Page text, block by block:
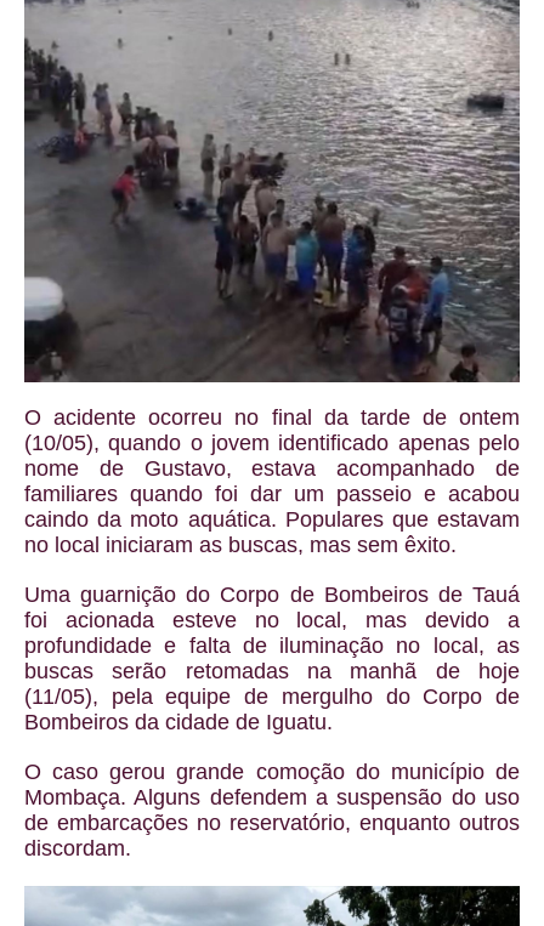
O acidente ocorreu no final da tarde de ontem
(10/05), quando o jovem identificado apenas pelo
nome de Gustavo, estava acompanhado de
familiares quando foi dar um passeio e acabou
caindo da moto aquática. Populares que estavam
no local iniciaram as buscas, mas sem êxito.
Uma guarnição do Corpo de Bombeiros de Tauá
foi acionada esteve no local, mas devido a
profundidade e falta de iluminação no local, as
buscas serão retomadas na manhã de hoje
(11/05), pela equipe de mergulho do Corpo de
Bombeiros da cidade de Iguatu.
O caso gerou grande comoção do município de
Mombaça. Alguns defendem a suspensão do uso
de embarcações no reservatório, enquanto outros
discordam.